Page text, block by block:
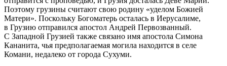
Поэтому грузины считают свою родину «уделом Божией
Матери». Поскольку Богоматерь осталась в Иерусалиме,
в Грузию отправился апостол Андрей Первозванный.
С Западной Грузией также связано имя апостола Симона
Кананита, чья предполагаемая могила находится в селе
Комани, недалеко от города Сухуми.